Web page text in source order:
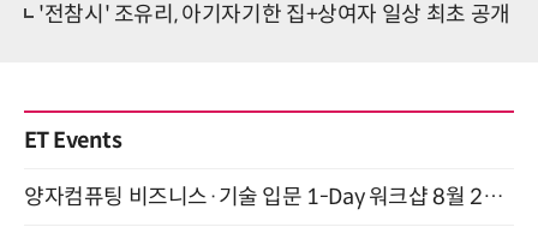
'전참시' 조유리, 아기자기한 집+상여자 일상 최초 공개
ET Events
양자컴퓨팅 비즈니스·기술 입문 1-Day 워크샵 8월 28일 개최